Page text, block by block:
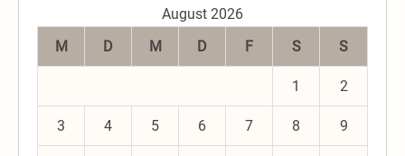
August 2026
M
D M D F S S
1 2
3 4 5 6 7 8 9